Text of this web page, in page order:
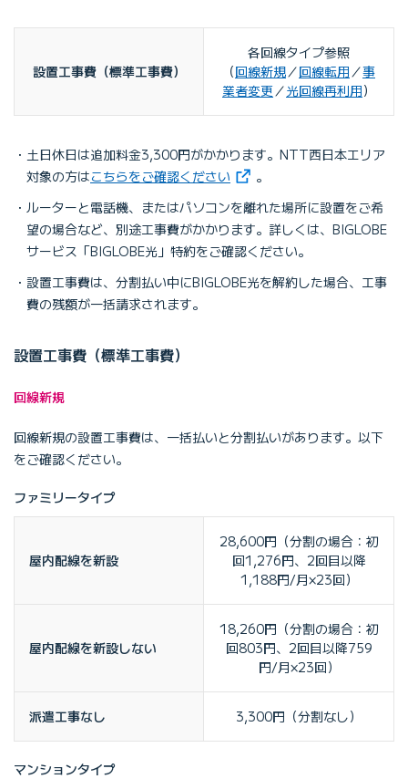
設置工事費（標準工事費）
各回線タイプ参照
（回線新規／回線転用 ／事
業者変更／光回線再利用）
土日休日は追加料金3,300円がかかります。NTT西日本エリア
対象の方はこちらをご確認ください （新しいタブで開きます）
。
ルーターと電話機、またはパソコンを離れた場所に設置をご希
望の場合など、別途工事費がかかります。詳しくは、BIGLOBE
サービス「BIGLOBE光」特約をご確認ください。
設置工事費は、分割払い中にBIGLOBE光を解約した場合、工事
費の残額が一括請求されます。
設置工事費（標準工事費）
回線新規
回線新規の設置工事費は、一括払いと分割払いがあります。以下
をご確認ください。
ファミリータイプ
屋内配線を新設
28,600円（分割の場合：初
回1,276円、2回目以降
1,188円/月×23回）
屋内配線を新設しない
18,260円（分割の場合：初
回803円、2回目以降759
円/月×23回）
派遣工事なし 3,300円（分割なし）
マンションタイプ